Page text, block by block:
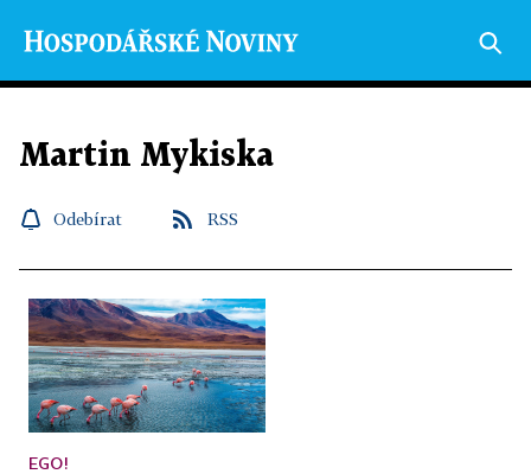
Martin Mykiska
Odebírat RSS
EGO!